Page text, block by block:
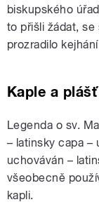
biskupského
to přišli žádat,
prozradilo
Kaple a plášť
Legenda o sv.
– latinsky capa –
uchováván –
všeobecně
kapli.